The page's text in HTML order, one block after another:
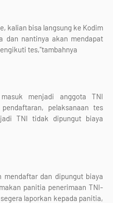
kalian bisa langsung ke Kodim
dan nantinya akan mendapat
tes,"tambahnya
menjadi anggota TNI
pelaksanaan tes
TNI tidak dipungut biaya
dan dipungut biaya
panitia penerimaan TNI-
laporkan kepada panitia,